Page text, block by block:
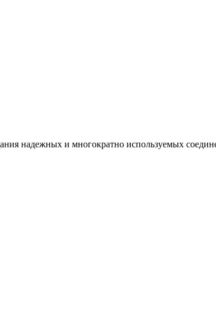
надежных и многократно используемых